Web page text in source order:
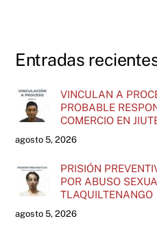
Entradas
VINCULAN A
PROBABLE
COMERCIO EN
agosto 5, 2026
PRISIÓN
POR ABUSO
TLAQUILTENANGO
agosto 5, 2026